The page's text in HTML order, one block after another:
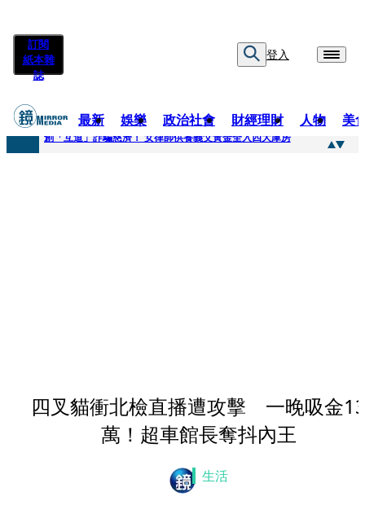
訂閱
紙本雜
誌
登入
最新 娛樂 政治社會 財經理財 人物 美
快訊
創「互道」詐騙慈濟！ 女律師供養義父黃金全入四大庫房
四叉貓衝北檢直播遭攻擊 一晚吸金
萬！超車館長奪抖內王
生活